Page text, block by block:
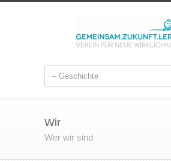
Wir
Wer wir sind